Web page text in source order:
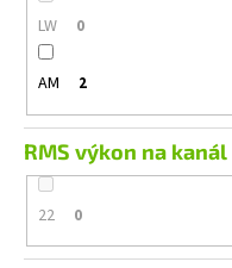
LW 0
AM 2
RMS výkon na
22 0